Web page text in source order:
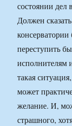
состоянии дел
Должен
переступить
исполнителям
такая
может
желание. И,
страшного,